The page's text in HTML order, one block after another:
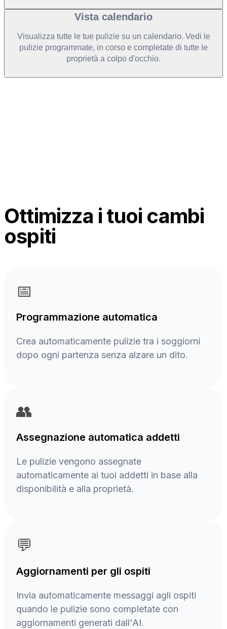
Vista calendario
Visualizza tutte le tue pulizie su un calendario. Vedi le
pulizie programmate, in corso e completate di tutte le
proprietà a colpo d'occhio.
Ottimizza i tuoi cambi
ospiti
📅
Programmazione automatica
Crea automaticamente pulizie tra i soggiorni
dopo ogni partenza senza alzare un dito.
👥
Assegnazione automatica addetti
Le pulizie vengono assegnate
automaticamente ai tuoi addetti in base alla
disponibilità e alla proprietà.
💬
Aggiornamenti per gli ospiti
Invia automaticamente messaggi agli ospiti
quando le pulizie sono completate con
aggiornamenti generati dall'AI.